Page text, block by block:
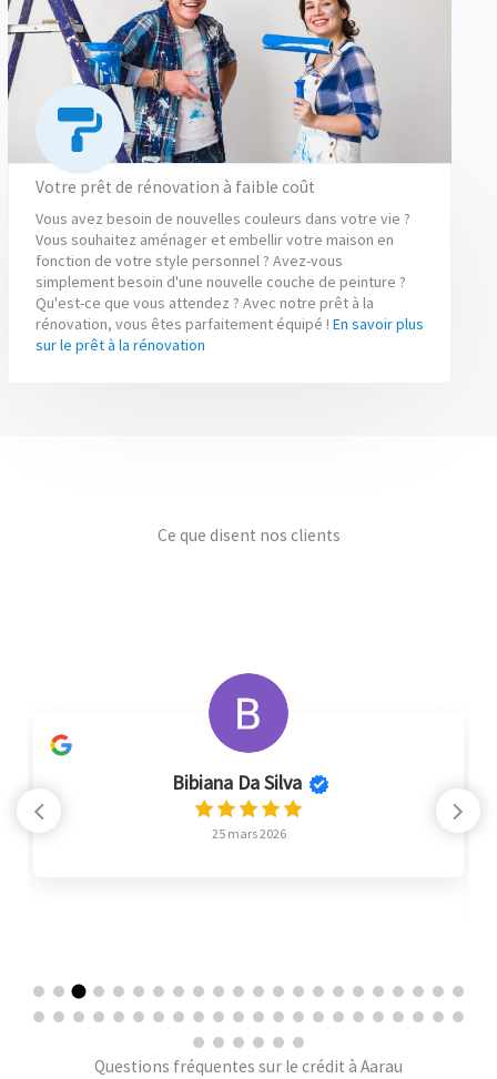
Votre prêt de rénovation à faible coût
Vous avez besoin de nouvelles couleurs dans votre vie ?
Vous souhaitez aménager et embellir votre maison en
fonction de votre style personnel ? Avez-vous
simplement besoin d'une nouvelle couche de peinture ?
Qu'est-ce que vous attendez ? Avec notre prêt à la
rénovation, vous êtes parfaitement équipé ! En savoir plus
sur le prêt à la rénovation
Ce que disent nos clients
Questions fréquentes sur le crédit à Aarau